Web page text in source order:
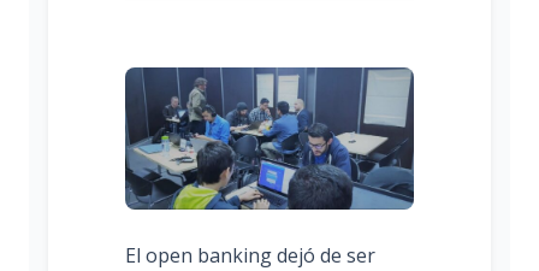
El open banking dejó de ser